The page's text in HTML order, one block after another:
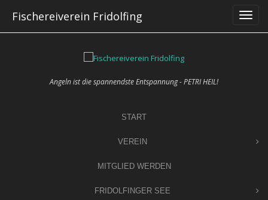
Fischereiverein Fridolfing
Angeln ist die spannendste Entspannung - PETRI HEIL!
START
VEREIN
MITGLIED WERDEN
FRIDOLFINGER SEE